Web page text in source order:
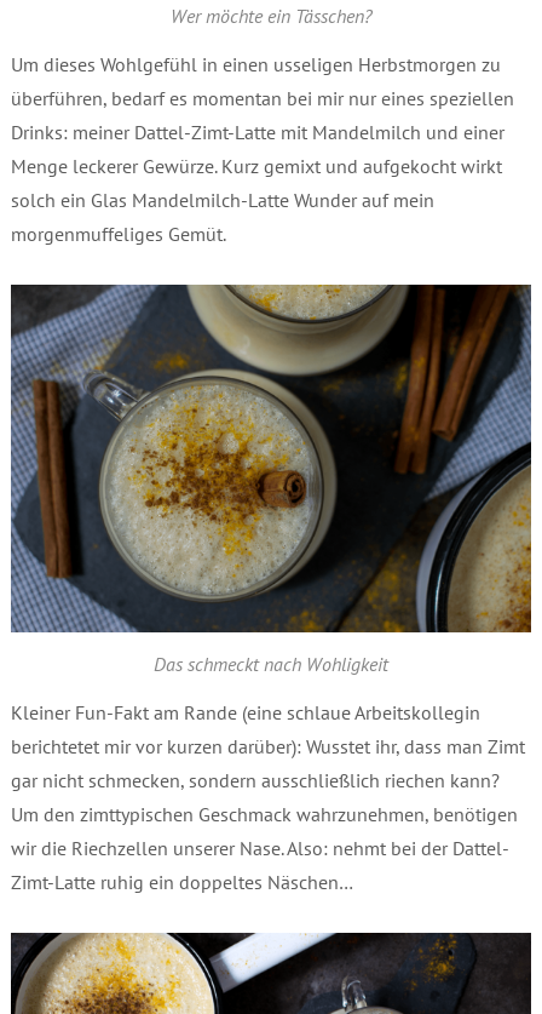
Wer möchte ein Tässchen?
Um dieses Wohlgefühl in einen usseligen Herbstmorgen zu
überführen, bedarf es momentan bei mir nur eines speziellen
Drinks: meiner Dattel-Zimt-Latte mit Mandelmilch und einer
Menge leckerer Gewürze. Kurz gemixt und aufgekocht wirkt
solch ein Glas Mandelmilch-Latte Wunder auf mein
morgenmuffeliges Gemüt.
Das schmeckt nach Wohligkeit
Kleiner Fun-Fakt am Rande (eine schlaue Arbeitskollegin
berichtetet mir vor kurzen darüber): Wusstet ihr, dass man Zimt
gar nicht schmecken, sondern ausschließlich riechen kann?
Um den zimttypischen Geschmack wahrzunehmen, benötigen
wir die Riechzellen unserer Nase. Also: nehmt bei der Dattel-
Zimt-Latte ruhig ein doppeltes Näschen…